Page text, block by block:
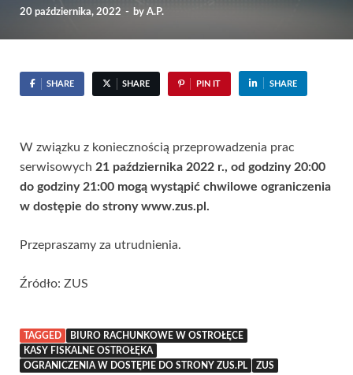
20 października, 2022 - by A.P.
SHARE SHARE PIN IT SHARE
W związku z koniecznością przeprowadzenia prac
serwisowych 21 października 2022 r., od godziny 20:00
do godziny 21:00 mogą wystąpić chwilowe ograniczenia
w dostępie do strony www.zus.pl.
Przepraszamy za utrudnienia.​​​​​​​​​​​​​​
Źródło: ZUS
TAGGED
BIURO RACHUNKOWE W OSTROŁĘCE
KASY FISKALNE OSTROŁĘKA
OGRANICZENIA W DOSTĘPIE DO STRONY ZUS.PL
ZUS